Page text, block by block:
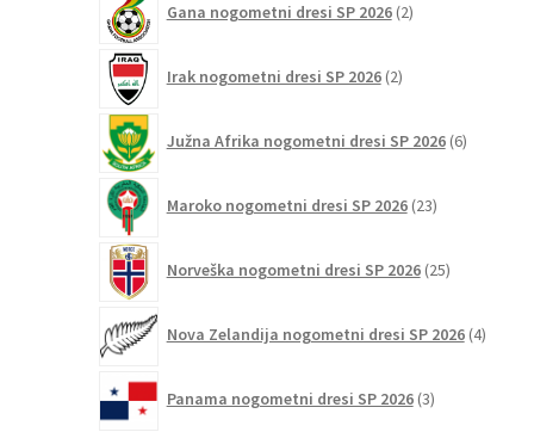
Gana nogometni dresi SP 2026 2izdelka
Irak nogometni dresi SP 2026 2izdelka
Južna Afrika nogometni dresi SP 2026 6izdelkov
Maroko nogometni dresi SP 2026 23izdelkov
Norveška nogometni dresi SP 2026 25izdelkov
Nova Zelandija nogometni dresi SP 2026 4izdelki
Panama nogometni dresi SP 2026 3izdelki